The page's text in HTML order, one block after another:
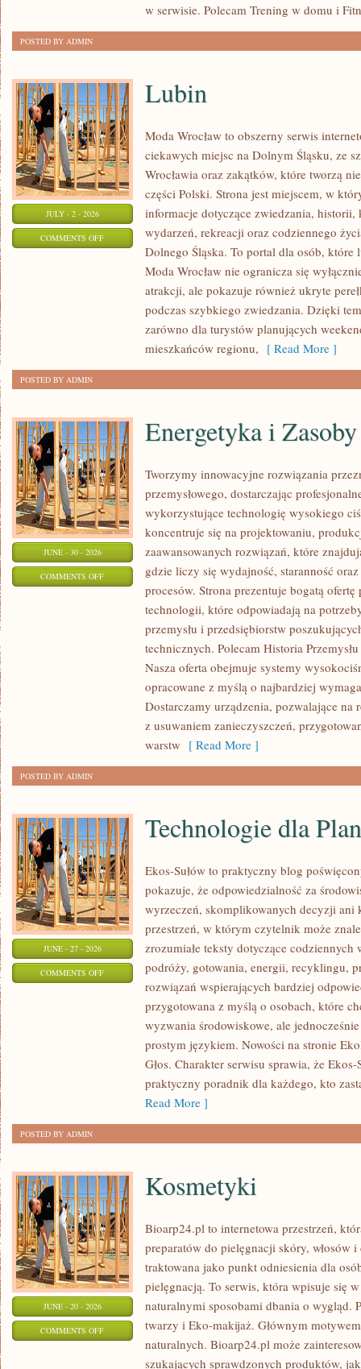
w serwisie. Polecam Trening w domu i
POSTED BY ADMIN
JULY - 2 - 2026
COMMENTS OFFON
Lubin
Moda Wrocław to obszerny serwis
ciekawych miejsc na Dolnym Śląsku, ze
Wrocławia oraz zakątków, które tworzą
części Polski. Strona jest miejscem, w
informacje dotyczące zwiedzania,
wydarzeń, rekreacji oraz codziennego
Dolnego Śląska. To portal dla osób,
Moda Wrocław nie ogranicza się
atrakcji, ale pokazuje również ukryte
podczas szybkiego zwiedzania. Dzięki
zarówno dla turystów planujących
mieszkańców regionu, [ Read More ]
POSTED BY ADMIN
JUNE - 30 - 2026
COMMENTS OFFON
ENERGETYKA
Energetyka i Zasoby
Tworzymy innowacyjne rozwiązania
przemysłowego, dostarczając
wykorzystujące technologię wysokiego
koncentruje się na projektowaniu,
zaawansowanych rozwiązań, które
gdzie liczy się wydajność, staranność
procesów. Strona prezentuje bogatą ofertę
technologii, które odpowiadają na
przemysłu i przedsiębiorstw
technicznych. Polecam Historia
Nasza oferta obejmuje systemy
opracowane z myślą o najbardziej
Dostarczamy urządzenia, pozwalające na
z usuwaniem zanieczyszczeń,
warstw [ Read More ]
POSTED BY ADMIN
JUNE - 27 - 2026
COMMENTS OFFON
TECHNOLOGIE
Technologie dla
Ekos-Sułów to praktyczny blog
pokazuje, że odpowiedzialność za
wyrzeczeń, skomplikowanych decyzji ani
przestrzeń, w którym czytelnik może
zrozumiałe teksty dotyczące
podróży, gotowania, energii, recyklingu,
rozwiązań wspierających bardziej
przygotowana z myślą o osobach, które
wyzwania środowiskowe, ale
prostym językiem. Nowości na stronie
Głos. Charakter serwisu sprawia, że
praktyczny poradnik dla każdego, kto
Read More ]
POSTED BY ADMIN
JUNE - 20 - 2026
COMMENTS OFFON
KOSMETYKI
Kosmetyki
Bioarp24.pl to internetowa przestrzeń,
preparatów do pielęgnacji skóry, włosów i
traktowana jako punkt odniesienia dla
pielęgnacją. To serwis, która wpisuje się
naturalnymi sposobami dbania o wygląd.
twarzy i Eko-makijaż. Głównym
naturalnych. Bioarp24.pl może
szukających sprawdzonych produktów,